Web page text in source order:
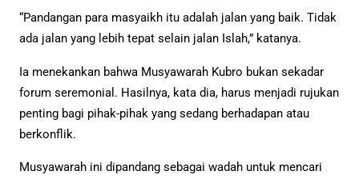
“Pandangan para masyaikh itu adalah jalan yang baik. Tidak
ada jalan yang lebih tepat selain jalan Islah,” katanya.
Ia menekankan bahwa Musyawarah Kubro bukan sekadar
forum seremonial. Hasilnya, kata dia, harus menjadi rujukan
penting bagi pihak-pihak yang sedang berhadapan atau
berkonflik.
Musyawarah ini dipandang sebagai wadah untuk mencari